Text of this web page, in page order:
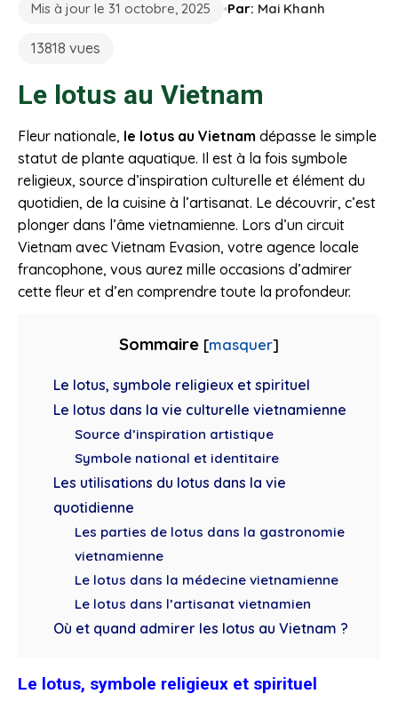
Mis à jour le 31 octobre, 2025 Par: Mai Khanh
13818 vues
Le lotus au Vietnam
Fleur nationale, le lotus au Vietnam dépasse le simple
statut de plante aquatique. Il est à la fois symbole
religieux, source d’inspiration culturelle et élément du
quotidien, de la cuisine à l’artisanat. Le découvrir, c’est
plonger dans l’âme vietnamienne. Lors d’un circuit
Vietnam avec Vietnam Evasion, votre agence locale
francophone, vous aurez mille occasions d’admirer
cette fleur et d’en comprendre toute la profondeur.
Sommaire [masquer]
Le lotus, symbole religieux et spirituel
Le lotus dans la vie culturelle vietnamienne
Source d’inspiration artistique
Symbole national et identitaire
Les utilisations du lotus dans la vie
quotidienne
Les parties de lotus dans la gastronomie
vietnamienne
Le lotus dans la médecine vietnamienne
Le lotus dans l’artisanat vietnamien
Où et quand admirer les lotus au Vietnam ?
Le lotus, symbole religieux et spirituel